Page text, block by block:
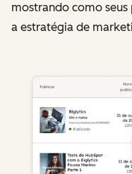
mostrando como seus
a estratégia de